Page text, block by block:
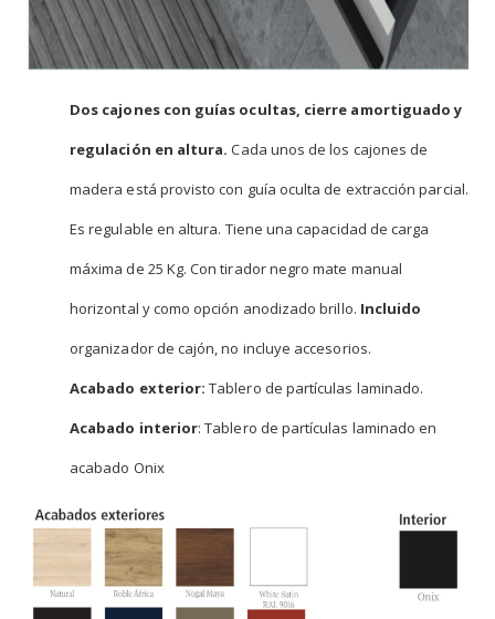
Dos cajones con guías ocultas, cierre amortiguado y
regulación en altura. Cada unos de los cajones de
madera está provisto con guía oculta de extracción parcial.
Es regulable en altura. Tiene una capacidad de carga
máxima de 25 Kg. Con tirador negro mate manual
horizontal y como opción anodizado brillo. Incluido
organizador de cajón, no incluye accesorios.
Acabado exterior:Tablero de partículas laminado.
Acabado interior: Tablero de partículas laminado en
acabado Onix